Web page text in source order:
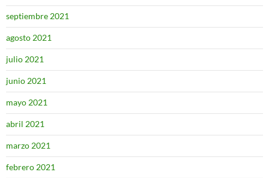
septiembre 2021
agosto 2021
julio 2021
junio 2021
mayo 2021
abril 2021
marzo 2021
febrero 2021